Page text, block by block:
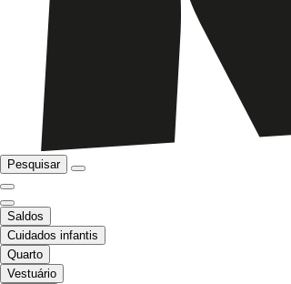
Pesquisar
Saldos
Cuidados infantis
Quarto
Vestuário